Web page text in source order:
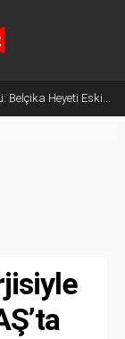
MÜSİAD’dan Ticaret Ve Gönül Köprüsü: Belçika Heyeti Eskişehir’de Ağırlandı